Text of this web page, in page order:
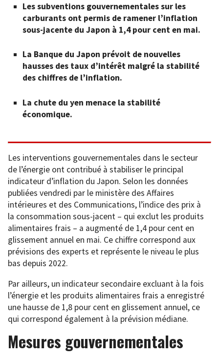
Les subventions gouvernementales sur les
carburants ont permis de ramener l’inflation
sous-jacente du Japon à 1,4 pour cent en mai.
La Banque du Japon prévoit de nouvelles
hausses des taux d’intérêt malgré la stabilité
des chiffres de l’inflation.
La chute du yen menace la stabilité
économique.
Les interventions gouvernementales dans le secteur
de l’énergie ont contribué à stabiliser le principal
indicateur d’inflation du Japon. Selon les données
publiées vendredi par le ministère des Affaires
intérieures et des Communications, l’indice des prix à
la consommation sous-jacent – qui exclut les produits
alimentaires frais – a augmenté de 1,4 pour cent en
glissement annuel en mai. Ce chiffre correspond aux
prévisions des experts et représente le niveau le plus
bas depuis 2022.
Par ailleurs, un indicateur secondaire excluant à la fois
l’énergie et les produits alimentaires frais a enregistré
une hausse de 1,8 pour cent en glissement annuel, ce
qui correspond également à la prévision médiane.
Mesures gouvernementales